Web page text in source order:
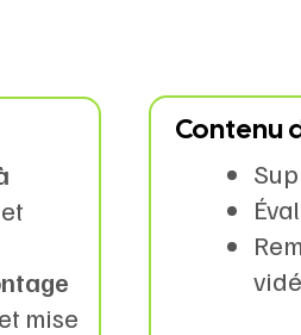
et mise
Contenu